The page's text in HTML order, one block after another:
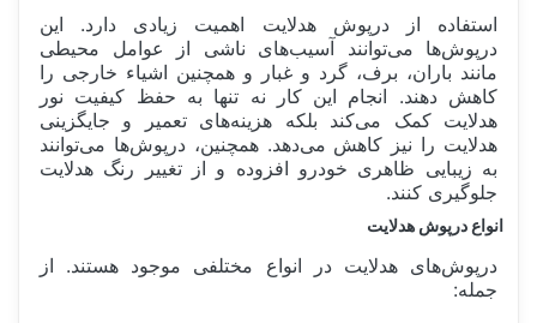
استفاده از درپوش هدلایت اهمیت زیادی دارد. این
درپوش‌ها می‌توانند آسیب‌های ناشی از عوامل محیطی
مانند باران، برف، گرد و غبار و همچنین اشیاء خارجی را
کاهش دهند. انجام این کار نه تنها به حفظ کیفیت نور
هدلایت کمک می‌کند بلکه هزینه‌های تعمیر و جایگزینی
هدلایت را نیز کاهش می‌دهد. همچنین، درپوش‌ها می‌توانند
به زیبایی ظاهری خودرو افزوده و از تغییر رنگ هدلایت
جلوگیری کنند.
انواع درپوش هدلایت
درپوش‌های هدلایت در انواع مختلفی موجود هستند. از
جمله: